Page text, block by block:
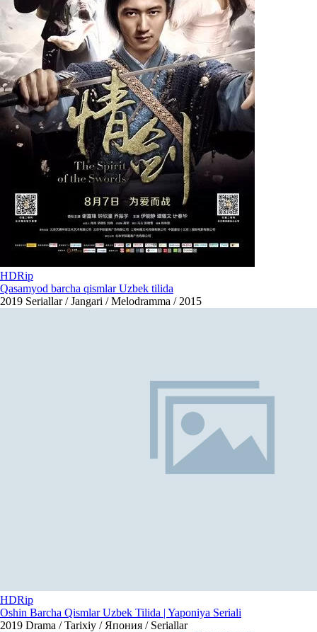
HDRip
Qasamyod barcha qismlar Uzbek tilida
2019 Seriallar / Jangari / Melodramma / 2015
HDRip
Oshin Barcha Qismlar Uzbek Tilida | Yaponiya Seriali
2019 Drama / Tarixiy / Япония / Seriallar